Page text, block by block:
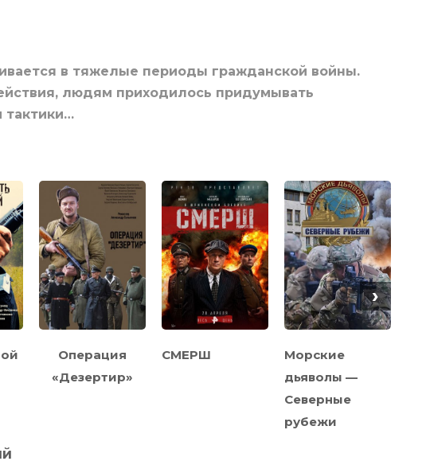
в тяжелые периоды гражданской войны.
людям приходилось придумывать
тактики…
Операция
«Дезертир»
СМЕРШ
Морские
дьяволы —
Северные
рубежи
›